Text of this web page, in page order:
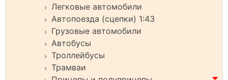
Легковые автомобили
Автопоезда (сцепки) 1:43
Грузовые автомобили
Автобусы
Троллейбусы
Трамваи